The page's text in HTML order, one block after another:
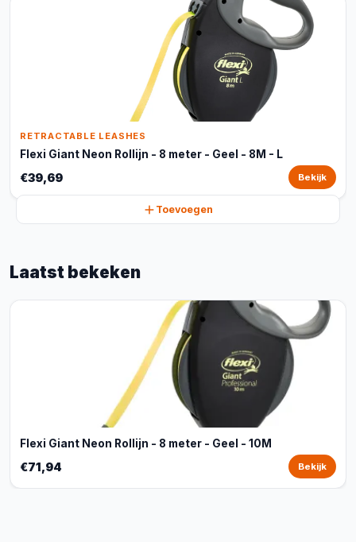
RETRACTABLE LEASHES
Flexi Giant Neon Rollijn - 8 meter - Geel - 8M - L
€39,69 Bekijk
Toevoegen
Laatst bekeken
Flexi Giant Neon Rollijn - 8 meter - Geel - 10M
€71,94 Bekijk